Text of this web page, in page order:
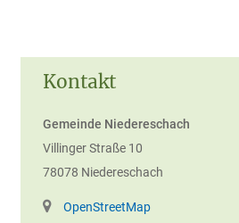
Kontakt
Gemeinde Niedereschach
Villinger Straße 10
78078 Niedereschach
OpenStreetMap